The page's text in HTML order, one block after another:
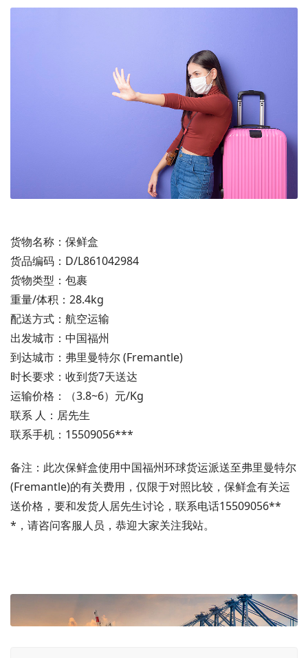
货物名称：保鲜盒
货品编码：D/L861042984
货物类型：包裹
重量/体积：28.4kg
配送方式：航空运输
出发城市：中国福州
到达城市：弗里曼特尔 (Fremantle)
时长要求：收到货7天送达
运输价格：（3.8~6）元/Kg
联系 人：居先生
联系手机：15509056***
备注：此次保鲜盒使用中国福州环球货运派送至弗里曼特尔
(Fremantle)的有关费用，仅限于对照比较，保鲜盒有关运
送价格，要和发货人居先生讨论，联系电话15509056**
*，请咨问客服人员，恭迎大家关注我站。